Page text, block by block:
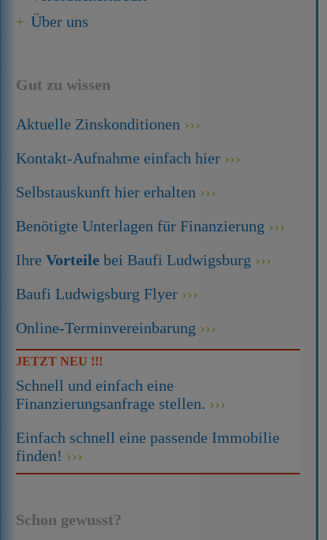
Über uns
Gut zu wissen
Aktuelle Zinskonditionen
Kontakt-Aufnahme einfach hier
Selbstauskunft hier erhalten
Benötigte Unterlagen für Finanzierung
Ihre Vorteile bei Baufi Ludwigsburg
Baufi Ludwigsburg Flyer
Online-Terminvereinbarung
JETZT NEU !!!
Schnell und einfach eine
Finanzierungsanfrage stellen.
Einfach schnell eine passende Immobilie
finden!
Schon gewusst?